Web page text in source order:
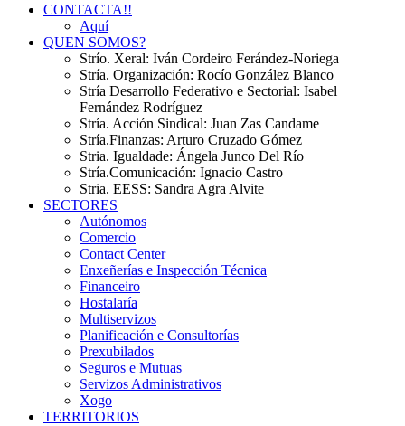
CONTACTA!!
Aquí
QUEN SOMOS?
Strío. Xeral: Iván Cordeiro Ferández-Noriega
Stría. Organización: Rocío González Blanco
Stría Desarrollo Federativo e Sectorial: Isabel
Fernández Rodríguez
Stría. Acción Sindical: Juan Zas Candame
Stría.Finanzas: Arturo Cruzado Gómez
Stria. Igualdade: Ángela Junco Del Río
Stría.Comunicación: Ignacio Castro
Stria. EESS: Sandra Agra Alvite
SECTORES
Autónomos
Comercio
Contact Center
Enxeñerías e Inspección Técnica
Financeiro
Hostalaría
Multiservizos
Planificación e Consultorías
Prexubilados
Seguros e Mutuas
Servizos Administrativos
Xogo
TERRITORIOS